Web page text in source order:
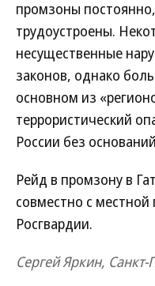
промзоны
трудоустроены.
несущественные
законов, однако
основном из
террористический
России без
Рейд в промзону в
совместно с
Росгвардии.
Сергей Яркин, Санкт-